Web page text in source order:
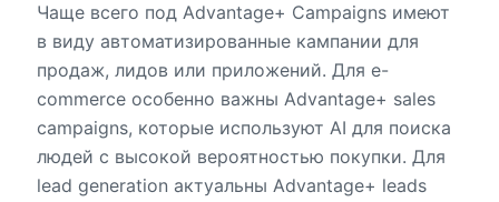
Чаще всего под Advantage+ Campaigns имеют
в виду автоматизированные кампании для
продаж, лидов или приложений. Для e-
commerce особенно важны Advantage+ sales
campaigns, которые используют AI для поиска
людей с высокой вероятностью покупки. Для
lead generation актуальны Advantage+ leads